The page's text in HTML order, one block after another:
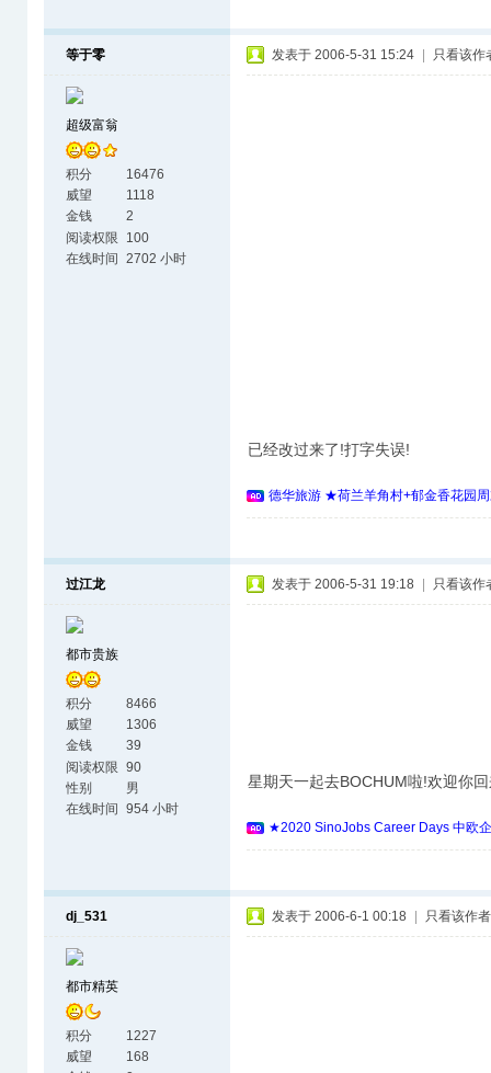
等于零
超级富翁
积分
16476
威望
1118
金钱
2
阅读权限
100
在线时间 2702 小时
发表于 2006-5-31 15:24 只看该作
已经改过来了!打字失误!
德华旅游 ★荷兰羊角村+郁金香花园
过江龙
都市贵族
积分
8466
威望
1306
金钱
39
阅读权限 90
性别
男
在线时间
954 小时
发表于 2006-5-31 19:18 只看该作
星期天一起去BOCHUM啦!欢迎你
★2020 SinoJobs Career Days 中欧
dj_531
都市精英
积分
1227
威望
168
发表于 2006-6-1 00:18 只看该作者